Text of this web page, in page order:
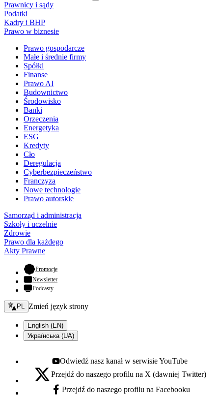
Prawnicy i sądy
Podatki
Kadry i BHP
Prawo w biznesie
Prawo gospodarcze
Małe i średnie firmy
Spółki
Finanse
Prawo AI
Budownictwo
Środowisko
Banki
Orzeczenia
Energetyka
ESG
Kredyty
Cło
Deregulacja
Cyberbezpieczeństwo
Franczyza
Nowe technologie
Prawo autorskie
Samorząd i administracja
Szkoły i uczelnie
Zdrowie
Prawo dla każdego
Akty Prawne
Promocje- otwiera się w nowej karcie
Newsletter
Podcasty
Zmień język - bieżący:
PL Zmień język strony
English (EN)
Українська (UA)
Youtube - otwiera się w nowej karcie
Odwiedź nasz kanał w serwisie YouTube
X - otwiera się w nowej karcie
Przejdź do naszego profilu na X (dawniej Twitter)
Facebook - otwiera się w nowej karcie
Przejdź do naszego profilu na Facebooku